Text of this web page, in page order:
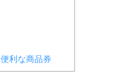
利な商品券